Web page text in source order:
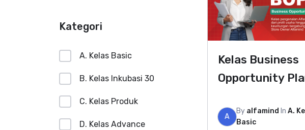
Kategori
A. Kelas Basic
B. Kelas Inkubasi 30
C. Kelas Produk
D. Kelas Advance
Kelas Business
Opportunity
A
By alfamind InA.
Basic